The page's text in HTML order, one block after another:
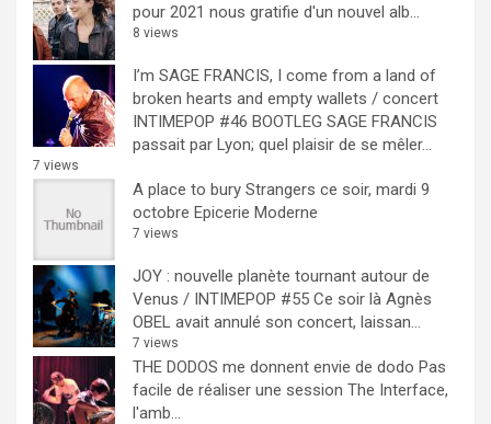
pour 2021 nous gratifie d'un nouvel alb...
8 views
I’m SAGE FRANCIS, I come from a land of
broken hearts and empty wallets / concert
INTIMEPOP #46 BOOTLEG SAGE FRANCIS
passait par Lyon; quel plaisir de se mêler...
7 views
A place to bury Strangers ce soir, mardi 9
octobre Epicerie Moderne
7 views
JOY : nouvelle planète tournant autour de
Venus / INTIMEPOP #55 Ce soir là Agnès
OBEL avait annulé son concert, laissan...
7 views
THE DODOS me donnent envie de dodo Pas
facile de réaliser une session The Interface,
l'amb...